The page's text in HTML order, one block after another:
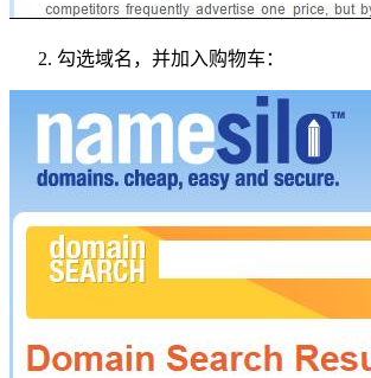
勾选域名，并加入购物车：